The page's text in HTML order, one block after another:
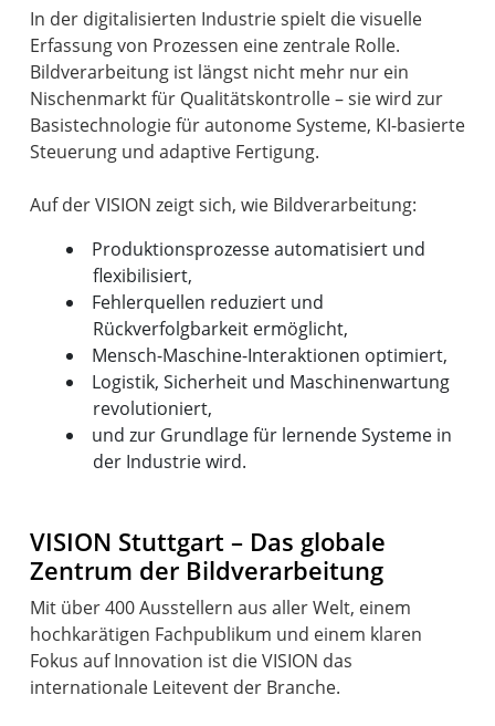
In der digitalisierten Industrie spielt die visuelle
Erfassung von Prozessen eine zentrale Rolle.
Bildverarbeitung ist längst nicht mehr nur ein
Nischenmarkt für Qualitätskontrolle – sie wird zur
Basistechnologie für autonome Systeme, KI-basierte
Steuerung und adaptive Fertigung.
Produktionsprozesse automatisiert und
flexibilisiert,
Fehlerquellen reduziert und
Rückverfolgbarkeit ermöglicht,
Mensch-Maschine-Interaktionen optimiert,
Logistik, Sicherheit und Maschinenwartung
revolutioniert,
und zur Grundlage für lernende Systeme in
der Industrie wird.
VISION Stuttgart – Das globale
Zentrum der Bildverarbeitung
Mit über 400 Ausstellern aus aller Welt, einem
hochkarätigen Fachpublikum und einem klaren
Fokus auf Innovation ist die VISION das
internationale Leitevent der Branche.